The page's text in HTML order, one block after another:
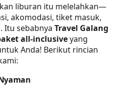
liburan itu melelahkan—
akomodasi, tiket masuk,
Itu sebabnyaTravel Galang
all-inclusiveyang
Anda! Berikut rincian